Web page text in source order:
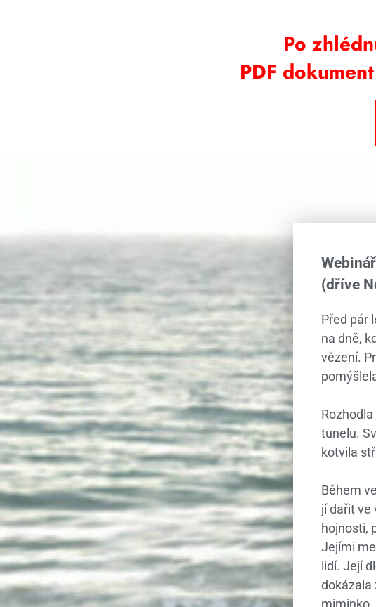
Po
PDF
(dříve
Před pár
na dně,
vězení.
tunelu.
kotvila
Během
jí dařit ve
hojnosti,
Jejími
lidí. Její
dokázala
miminko.